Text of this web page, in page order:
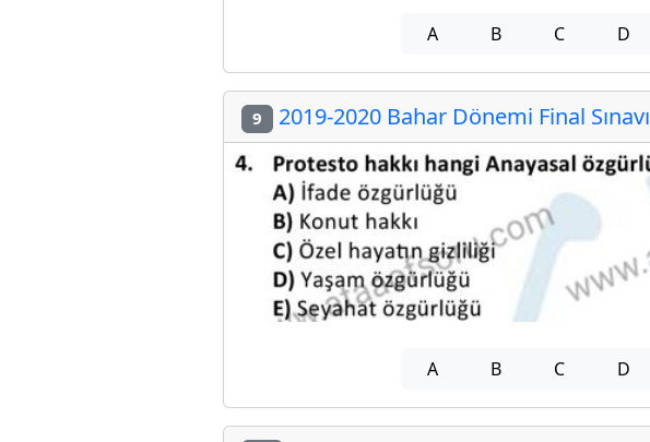
A B C D
9 2019-2020 Bahar Dönemi Final Sınavı
A B C D